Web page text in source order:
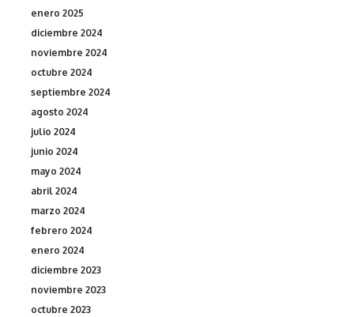
enero 2025
diciembre 2024
noviembre 2024
octubre 2024
septiembre 2024
agosto 2024
julio 2024
junio 2024
mayo 2024
abril 2024
marzo 2024
febrero 2024
enero 2024
diciembre 2023
noviembre 2023
octubre 2023